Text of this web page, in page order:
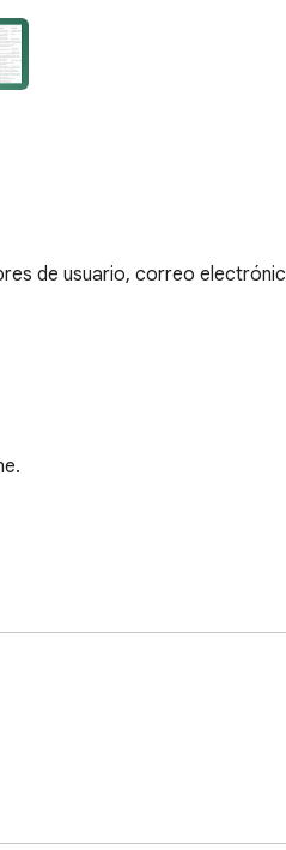
de usuario, correo